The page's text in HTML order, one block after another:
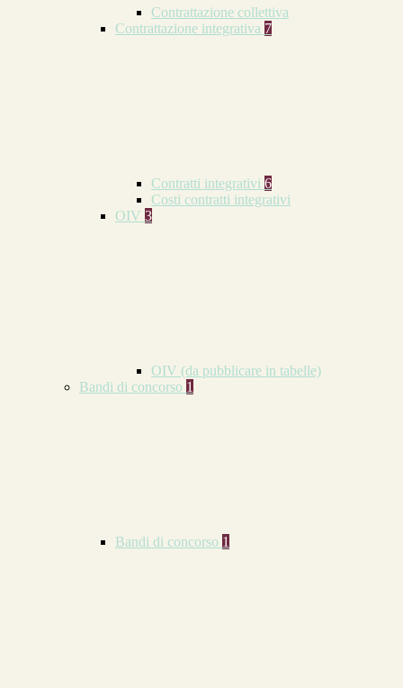
Contrattazione collettiva
Contrattazione integrativa 7
Contratti integrativi 6
Costi contratti integrativi
OIV 3
OIV (da pubblicare in tabelle)
Bandi di concorso 1
Bandi di concorso 1